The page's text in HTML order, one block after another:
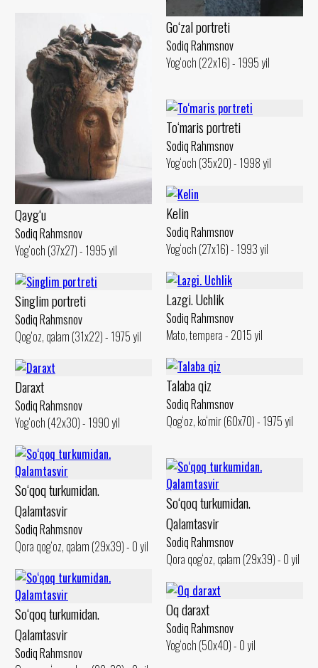
Go‘zal portreti
Sodiq Rahmsnov
Yog‘och (22x16) - 1995 yil
Qayg‘u
Sodiq Rahmsnov
Yog‘och (37x27) - 1995 yil
To‘maris portreti
Sodiq Rahmsnov
Yog‘och (35x20) - 1998 yil
Kelin
Sodiq Rahmsnov
Yog‘och (27x16) - 1993 yil
Lazgi. Uchlik
Sodiq Rahmsnov
Mato, tempera - 2015 yil
Singlim portreti
Sodiq Rahmsnov
Qog‘oz, qalam (31x22) - 1975 yil
Talaba qiz
Sodiq Rahmsnov
Qog‘oz, ko‘mir (60x70) - 1975 yil
Daraxt
Sodiq Rahmsnov
Yog‘och (42x30) - 1990 yil
So‘qoq turkumidan.
Qalamtasvir
Sodiq Rahmsnov
Qora qog‘oz, qalam (29x39) - 0 yil
So‘qoq turkumidan.
Qalamtasvir
Sodiq Rahmsnov
Qora qog‘oz, qalam (29x39) - 0 yil
So‘qoq turkumidan.
Qalamtasvir
Sodiq Rahmsnov
Oq daraxt
Sodiq Rahmsnov
Yog‘och (50x40) - 0 yil